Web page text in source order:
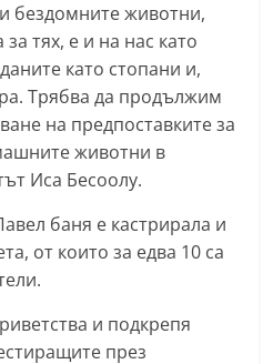
животни,
тях, е и на нас като
като стопани и,
Трябва да продължим
на предпоставките за
животни в
Иса Бесоолу.
баня е кастрирала и
от които за едва 10 са
и подкрепя
през